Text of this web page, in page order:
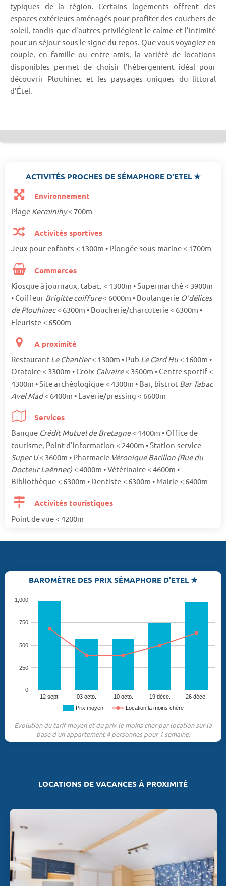
typiques de la région. Certains logements offrent des
espaces extérieurs aménagés pour profiter des couchers de
soleil, tandis que d’autres privilégient le calme et l’intimité
pour un séjour sous le signe du repos. Que vous voyagiez en
couple, en famille ou entre amis, la variété de locations
disponibles permet de choisir l’hébergement idéal pour
découvrir Plouhinec et les paysages uniques du littoral
d’Étel.
ACTIVITÉS PROCHES DE SÉMAPHORE D'ETEL ★
Environnement
Plage Kerminihy< 700m
Activités sportives
Jeux pour enfants < 1300m • Plongée sous-marine < 1700m
Commerces
Kiosque à journaux, tabac. < 1300m • Supermarché < 3900m
• Coiffeur Brigitte coiffure< 6000m • Boulangerie O'délices
de Plouhinec< 6300m • Boucherie/charcuterie < 6300m •
Fleuriste < 6500m
A proximité
Restaurant Le Chantier< 1300m • Pub Le Card Hu< 1600m •
Oratoire < 3300m • Croix Calvaire< 3500m • Centre sportif <
4300m • Site archéologique < 4300m • Bar, bistrot Bar Tabac
Avel Mad< 6400m • Laverie/pressing < 6600m
Services
Banque Crédit Mutuel de Bretagne< 1400m • Office de
tourisme, Point d'information < 2400m • Station-service
Super U< 3600m • Pharmacie Véronique Barillon (Rue du
Docteur Laënnec) < 4000m • Vétérinaire < 4600m •
Bibliothèque < 6300m • Dentiste < 6300m • Mairie < 6400m
Activités touristiques
Point de vue < 4200m
BAROMÈTRE DES PRIX SÉMAPHORE D'ETEL ★
Prix moyen Location la moins chère
12 sept. 03 octo. 10 octo. 19 déce. 26 déce.
0
250
500
750
1,000
Evolution du tarif moyen et du prix le moins cher par location sur la
base d'un appartement 4 personnes pour 1 semaine.
LOCATIONS DE VACANCES À PROXIMITÉ